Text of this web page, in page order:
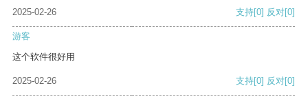
2025-02-26 支持[0] 反对[0]
游客
这个软件很好用
2025-02-26 支持[0] 反对[0]